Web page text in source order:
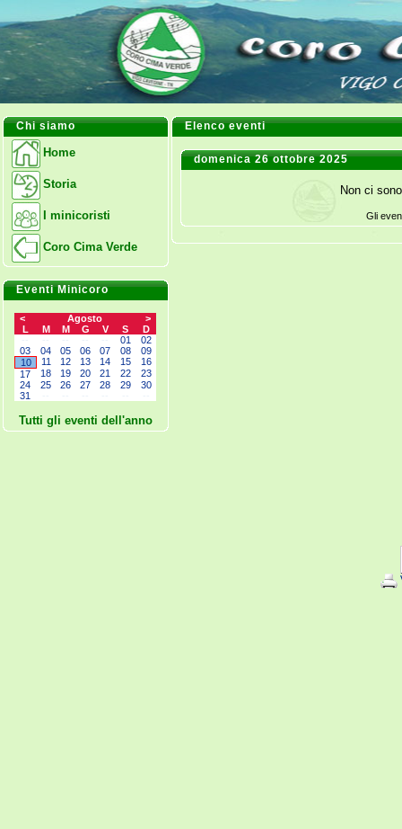
Chi siamo
Home
Storia
I minicoristi
Coro Cima Verde
Eventi Minicoro
< Agosto
>
L
M M G V S
D
01
02
03
04 05 06 07 08
09
10
11 12 13 14 15
16
17
18 19 20 21 22
23
24
25 26 27 28 29
30
31
Tutti gli eventi dell'anno
Elenco eventi
domenica 26 ottobre 2025
Non ci
Gli